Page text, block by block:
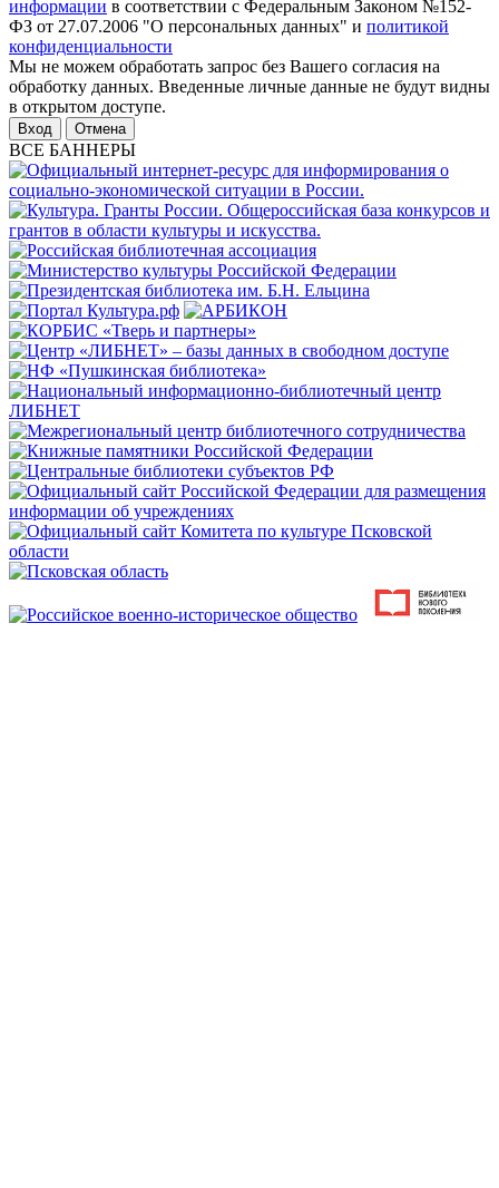
информации в соответствии с Федеральным Законом №152-
ФЗ от 27.07.2006 "О персональных данных" и политикой
конфиденциальности
Мы не можем обработать запрос без Вашего согласия на
обработку данных. Введенные личные данные не будут видны
в открытом доступе.
Отмена
ВСЕ БАННЕРЫ